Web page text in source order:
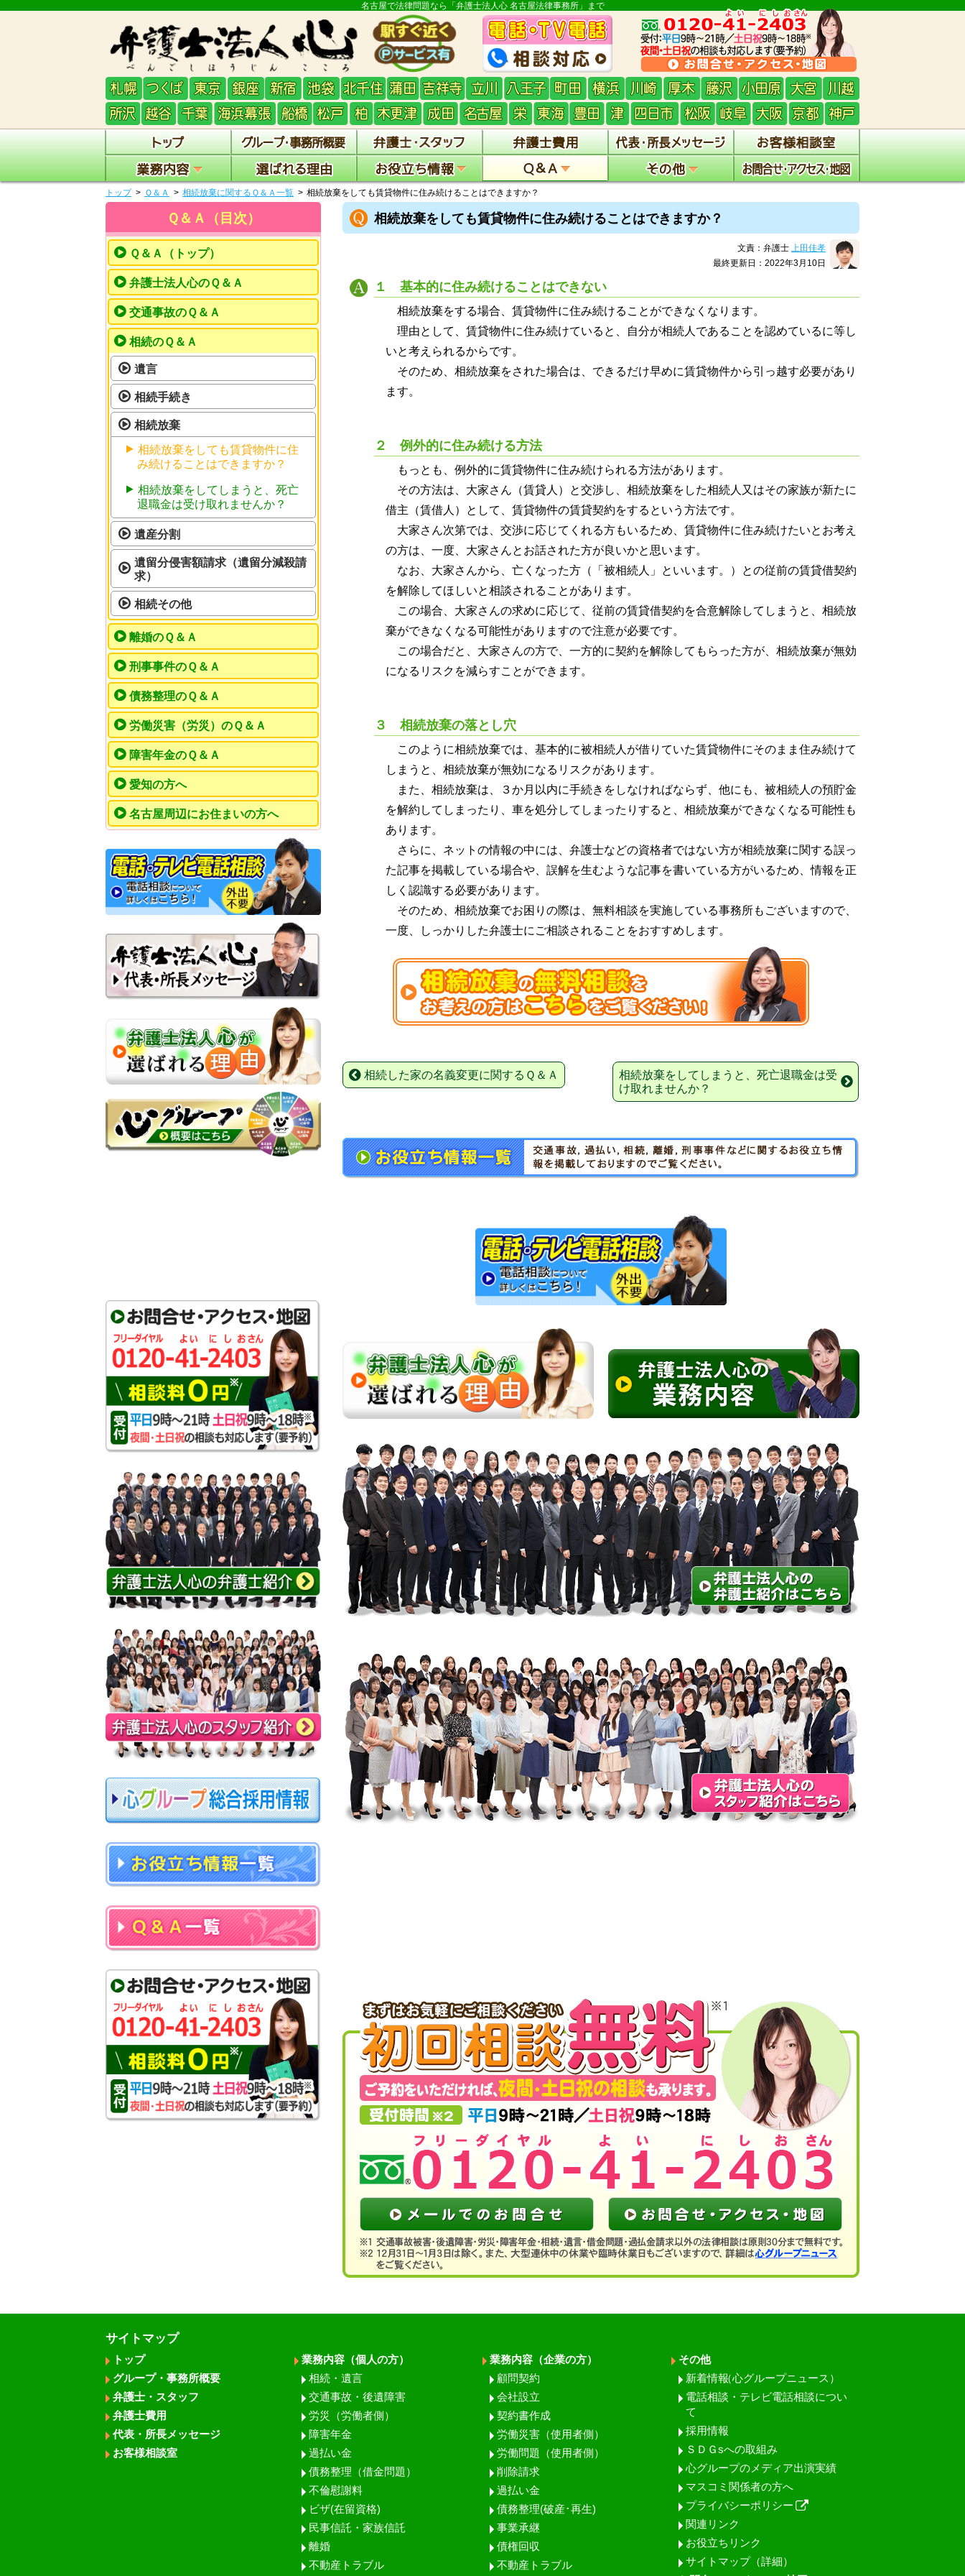
名古屋で法律問題なら「弁護士法人心 名古屋法律事務所」まで
トップ Ｑ＆Ａ 相続放棄に関するＱ＆Ａ一覧 相続放棄をしても賃貸物件に住み続けることはできますか？
相続放棄をしても賃貸物件に住み続けることはできますか？
文責：弁護士上田佳孝
最終更新日：2022年3月10日
１ 基本的に住み続けることはできない
相続放棄をする場合、賃貸物件に住み続けることができなくなります。
理由として、賃貸物件に住み続けていると、自分が相続人であることを認めているに等し
いと考えられるからです。
そのため、相続放棄をされた場合は、できるだけ早めに賃貸物件から引っ越す必要があり
ます。
２ 例外的に住み続ける方法
もっとも、例外的に賃貸物件に住み続けられる方法があります。
その方法は、大家さん（賃貸人）と交渉し、相続放棄をした相続人又はその家族が新たに
借主（賃借人）として、賃貸物件の賃貸契約をするという方法です。
大家さん次第では、交渉に応じてくれる方もいるため、賃貸物件に住み続けたいとお考え
の方は、一度、大家さんとお話された方が良いかと思います。
なお、大家さんから、亡くなった方（「被相続人」といいます。）との従前の賃貸借契約
を解除してほしいと相談されることがあります。
この場合、大家さんの求めに応じて、従前の賃貸借契約を合意解除してしまうと、相続放
棄ができなくなる可能性がありますので注意が必要です。
この場合だと、大家さんの方で、一方的に契約を解除してもらった方が、相続放棄が無効
になるリスクを減らすことができます。
３ 相続放棄の落とし穴
このように相続放棄では、基本的に被相続人が借りていた賃貸物件にそのまま住み続けて
しまうと、相続放棄が無効になるリスクがあります。
また、相続放棄は、３か月以内に手続きをしなければならず、他にも、被相続人の預貯金
を解約してしまったり、車を処分してしまったりすると、相続放棄ができなくなる可能性も
あります。
さらに、ネットの情報の中には、弁護士などの資格者ではない方が相続放棄に関する誤っ
た記事を掲載している場合や、誤解を生むような記事を書いている方がいるため、情報を正
しく認識する必要があります。
そのため、相続放棄でお困りの際は、無料相談を実施している事務所もございますので、
一度、しっかりした弁護士にご相談されることをおすすめします。
相続した家の名義変更に関するＱ＆Ａ
相続放棄をしてしまうと、死亡退職金は受
け取れませんか？
Ｑ＆Ａ（目次）
Ｑ＆Ａ（トップ）
弁護士法人心のＱ＆Ａ
交通事故のＱ＆Ａ
相続のＱ＆Ａ
遺言
相続手続き
相続放棄
相続放棄をしても賃貸物件に住
み続けることはできますか？
相続放棄をしてしまうと、死亡
退職金は受け取れませんか？
遺産分割
遺留分侵害額請求（遺留分減殺請
求）
相続その他
離婚のＱ＆Ａ
刑事事件のＱ＆Ａ
債務整理のＱ＆Ａ
労働災害（労災）のＱ＆Ａ
障害年金のＱ＆Ａ
愛知の方へ
名古屋周辺にお住まいの方へ
サイトマップ
トップ
グループ・事務所概要
弁護士・スタッフ
弁護士費用
代表・所長メッセージ
お客様相談室
業務内容（個人の方）
相続・遺言
交通事故・後遺障害
労災（労働者側）
障害年金
過払い金
債務整理（借金問題）
不倫慰謝料
ビザ(在留資格)
民事信託・家族信託
離婚
不動産トラブル
業務内容（企業の方）
顧問契約
会社設立
契約書作成
労働災害（使用者側）
労働問題（使用者側）
削除請求
過払い金
債務整理(破産･再生)
事業承継
債権回収
不動産トラブル
その他
新着情報（心グループニュース）
電話相談・テレビ電話相談につい
て
採用情報
ＳＤＧsへの取組み
心グループのメディア出演実績
マスコミ関係者の方へ
プライバシーポリシー
関連リンク
お役立ちリンク
サイトマップ（詳細）